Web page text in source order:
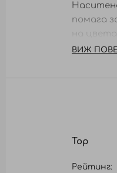
помага
на
ВИЖ
Top
Рейтинг: